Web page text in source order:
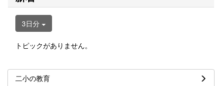
3日分
トピックがありません。
二小の教育